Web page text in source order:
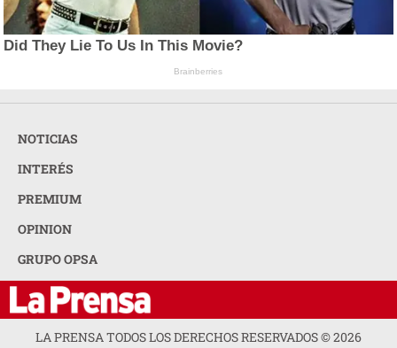
Did They Lie To Us In This Movie?
Brainberries
NOTICIAS
INTERÉS
PREMIUM
OPINION
GRUPO OPSA
LA PRENSA TODOS LOS DERECHOS RESERVADOS ©2026